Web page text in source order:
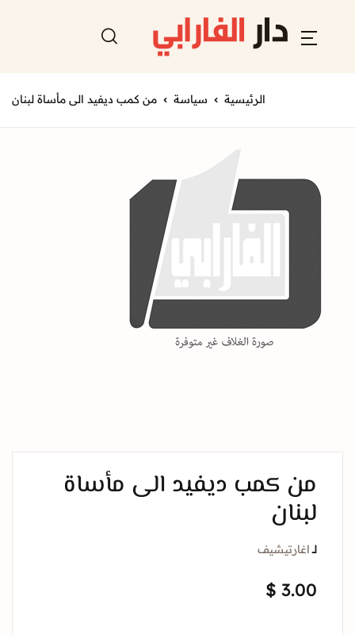
الرئيسية سياسة من كمب ديفيد الى مأساة لبنان
من كمب ديفيد الى مأساة
لبنان
لــ اغارتيشيف
$ 3.00